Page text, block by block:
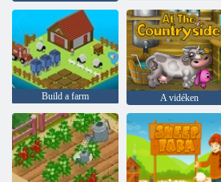
Build a farm A vidéken